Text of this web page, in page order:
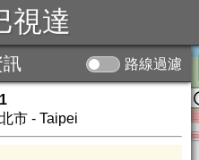
視達
訊 路線過濾
市 - Taipei
13日憲兵115年8月操演任務